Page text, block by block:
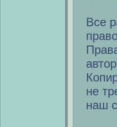
Все
не
наш